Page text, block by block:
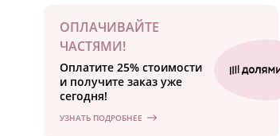
ОПЛАЧИВАЙТЕ
ЧАСТЯМИ!
Оплатите 25% стоимости
и получите заказ уже
сегодня!
УЗНАТЬ ПОДРОБНЕЕ